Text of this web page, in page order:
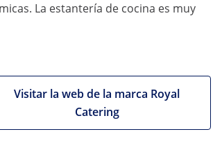
La estantería de cocina es muy
Visitar la web de la marca Royal
Catering